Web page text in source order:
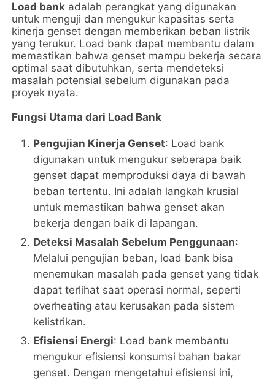
Load bank adalah perangkat yang digunakan
untuk menguji dan mengukur kapasitas serta
kinerja genset dengan memberikan beban listrik
yang terukur. Load bank dapat membantu dalam
memastikan bahwa genset mampu bekerja secara
optimal saat dibutuhkan, serta mendeteksi
masalah potensial sebelum digunakan pada
proyek nyata.
Fungsi Utama dari Load Bank
Pengujian Kinerja Genset: Load bank
digunakan untuk mengukur seberapa baik
genset dapat memproduksi daya di bawah
beban tertentu. Ini adalah langkah krusial
untuk memastikan bahwa genset akan
bekerja dengan baik di lapangan.
Deteksi Masalah Sebelum Penggunaan:
Melalui pengujian beban, load bank bisa
menemukan masalah pada genset yang tidak
dapat terlihat saat operasi normal, seperti
overheating atau kerusakan pada sistem
kelistrikan.
Efisiensi Energi: Load bank membantu
mengukur efisiensi konsumsi bahan bakar
genset. Dengan mengetahui efisiensi ini,